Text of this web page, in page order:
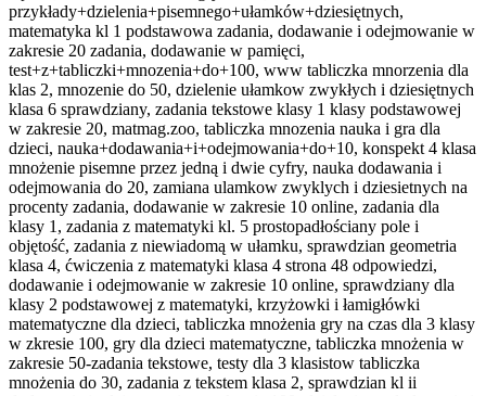
przykłady+dzielenia+pisemnego+ułamków+dziesiętnych,
matematyka kl 1 podstawowa zadania, dodawanie i odejmowanie w
zakresie 20 zadania, dodawanie w pamięci,
test+z+tabliczki+mnozenia+do+100, www tabliczka mnorzenia dla
klas 2, mnozenie do 50, dzielenie ułamkow zwykłych i dziesiętnych
klasa 6 sprawdziany, zadania tekstowe klasy 1 klasy podstawowej
w zakresie 20, matmag.zoo, tabliczka mnozenia nauka i gra dla
dzieci, nauka+dodawania+i+odejmowania+do+10, konspekt 4 klasa
mnożenie pisemne przez jedną i dwie cyfry, nauka dodawania i
odejmowania do 20, zamiana ulamkow zwyklych i dziesietnych na
procenty zadania, dodawanie w zakresie 10 online, zadania dla
klasy 1, zadania z matematyki kl. 5 prostopadłościany pole i
objętość, zadania z niewiadomą w ułamku, sprawdzian geometria
klasa 4, ćwiczenia z matematyki klasa 4 strona 48 odpowiedzi,
dodawanie i odejmowanie w zakresie 10 online, sprawdziany dla
klasy 2 podstawowej z matematyki, krzyżowki i łamigłówki
matematyczne dla dzieci, tabliczka mnożenia gry na czas dla 3 klasy
w zkresie 100, gry dla dzieci matematyczne, tabliczka mnożenia w
zakresie 50-zadania tekstowe, testy dla 3 klasistow tabliczka
mnożenia do 30, zadania z tekstem klasa 2, sprawdzian kl ii